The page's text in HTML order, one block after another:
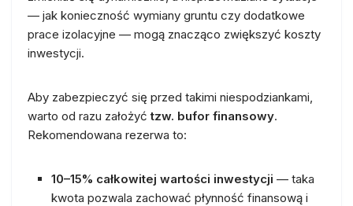
— jak konieczność wymiany gruntu czy dodatkowe
prace izolacyjne — mogą znacząco zwiększyć koszty
inwestycji.
Aby zabezpieczyć się przed takimi niespodziankami,
warto od razu założyćtzw. bufor finansowy.
Rekomendowana rezerwa to:
10–15% całkowitej wartości inwestycji — taka
kwota pozwala zachować płynność finansową i